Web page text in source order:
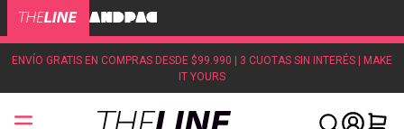
ENVÍO GRATIS EN COMPRAS DESDE $99.990 | 3 CUOTAS SIN INTERÉS | MAKE
IT YOURS